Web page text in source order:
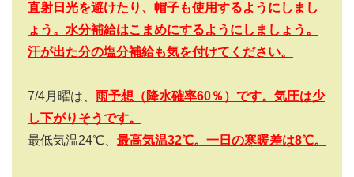
直射日光を避けたり、帽子も使用するようにしまし
ょう。水分補給はこまめにするようにしましょう。
汗が出た分の塩分補給も気を付けてください。
7/4月曜は、 雨予想（降水確率60％）です。気圧は少
し下がりそうです。
最低気温24℃、 最高気温32℃。一日の寒暖差は8℃。